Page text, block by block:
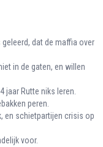
dat de maffia over
in de gaten, en willen
jaar Rutte niks leren.
peren.
en schietpartijen crisis op
voor.